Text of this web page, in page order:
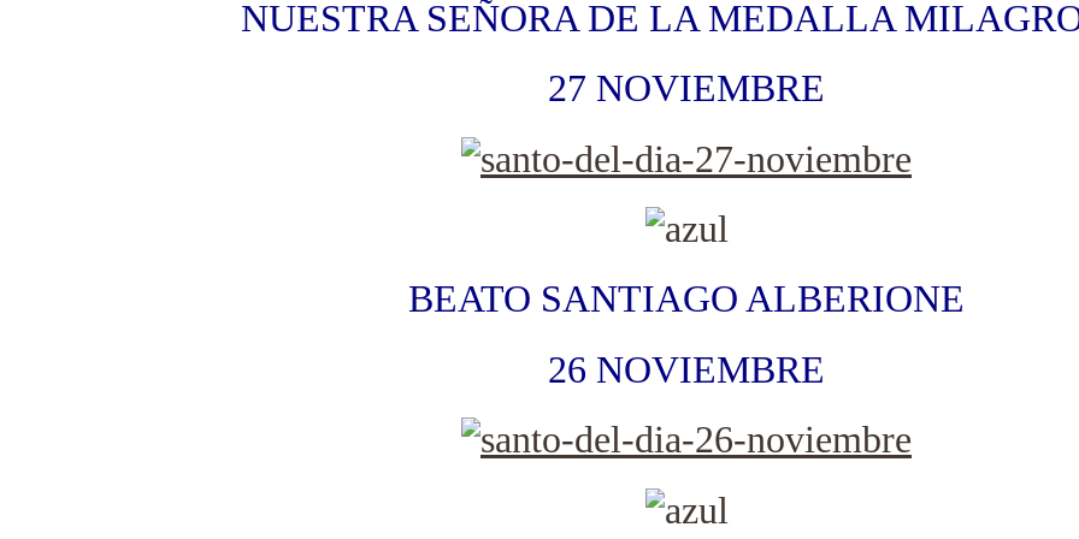
NUESTRA SEÑORA DE LA MEDALLA
27 NOVIEMBRE
BEATO SANTIAGO ALBERIONE
26 NOVIEMBRE